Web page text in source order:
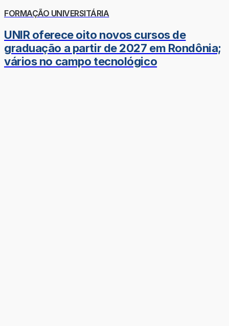
FORMAÇÃO UNIVERSITÁRIA
UNIR oferece oito novos cursos de
graduação a partir de 2027 em Rondônia;
vários no campo tecnológico